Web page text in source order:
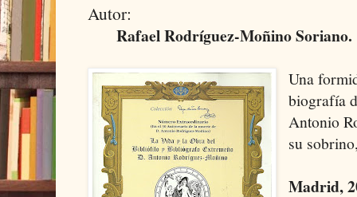
Autor:
Rafael Rodríguez-Moñino Soriano.
Una
biografía
Antonio
su
Madrid,